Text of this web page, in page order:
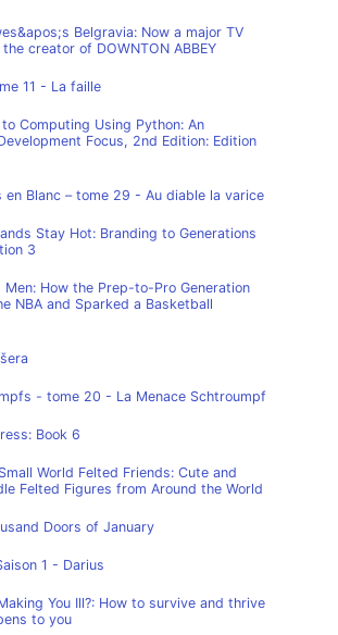
Belgravia: Now a major TV
creator of DOWNTON ABBEY
11 - La faille
Computing Using Python: An
Focus, 2nd Edition: Edition
en Blanc – tome 29 - Au diable la varice
Stay Hot: Branding to Generations
3
Men: How the Prep-to-Pro Generation
NBA and Sparked a Basketball
- tome 20 - La Menace Schtroumpf
Book 6
World Felted Friends: Cute and
Felted Figures from Around the World
Doors of January
1 - Darius
You Ill?: How to survive and thrive
to you